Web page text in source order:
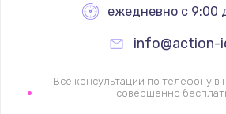
ежедневно с 9:00
info@action-
Все консультации по телефону в
совершенно